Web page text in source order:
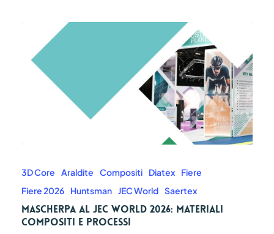
JEC
World
2026:
materiali
compositi
3D Core Araldite Compositi Diatex
Fiere
Fiere 2026
Huntsman JEC World Saertex
Mascherpa al JEC World 2026: materiali
compositi e processi